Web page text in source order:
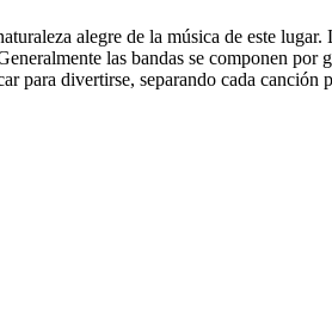
alegre de la música de este
las bandas se componen
para divertirse, separando cada canción